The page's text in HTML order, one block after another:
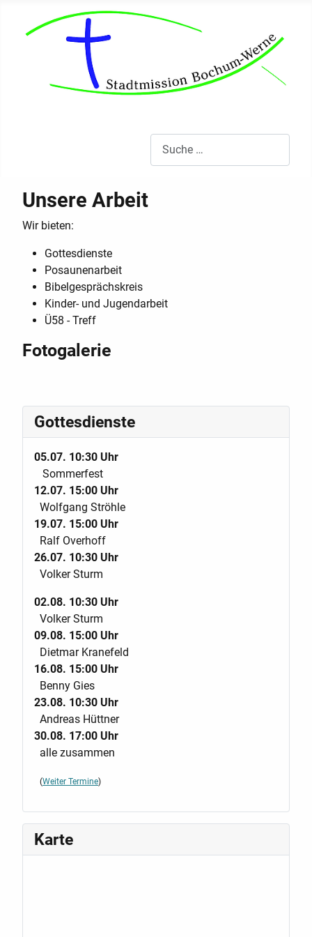
Unsere Arbeit
Wir bieten:
Gottesdienste
Posaunenarbeit
Bibelgesprächskreis
Kinder- und Jugendarbeit
Ü58 - Treff
Fotogalerie
Gottesdienste
05.07. 10:30 Uhr
Sommerfest
12.07. 15:00 Uhr
Wolfgang Ströhle
19.07. 15:00 Uhr
Ralf Overhoff
26.07. 10:30 Uhr
Volker Sturm
02.08. 10:30 Uhr
Volker Sturm
09.08. 15:00 Uhr
Dietmar Kranefeld
16.08. 15:00 Uhr
Benny Gies
23.08. 10:30 Uhr
Andreas Hüttner
30.08. 17:00 Uhr
alle zusammen
(Weiter Termine)
Karte